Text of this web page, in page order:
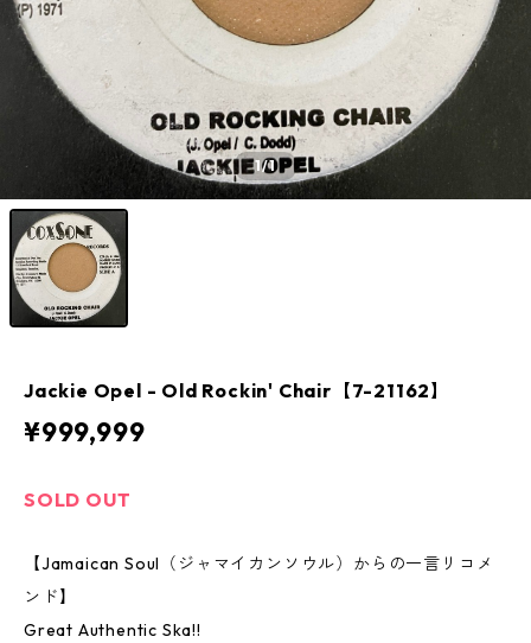
1/1
Jackie Opel - Old Rockin' Chair【7-21162】
¥999,999
SOLD OUT
【Jamaican Soul（ジャマイカンソウル）からの一言リコメ
ンド】
Great Authentic Ska!!